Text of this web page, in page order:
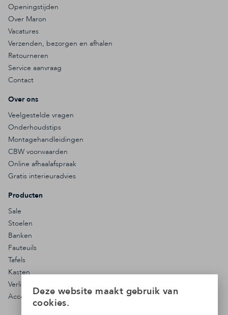
Openingstijden
Over Maron
Vacatures
Verzenden, bezorgen en afhalen
Retourneren
Service aanvraag
Contact
Over ons
Veelgestelde vragen
Onderhoudstips
Montagehandleidingen
CBW voorwaarden
Online afhaalafspraak
Gratis interieuradvies
Producten
Sale
Stoelen
Banken
Fauteuils
Tafels
Kasten
Verlichting
AccessoiresDeze website maakt gebruik van
cookies.